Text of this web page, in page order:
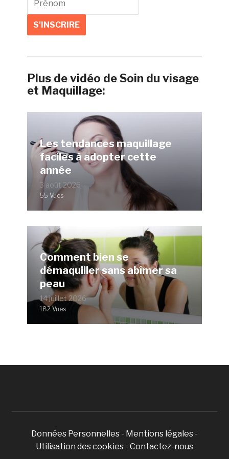
Plus de vidéo de Soin du visage
et Maquillage:
Les tendances maquillage
faciles à adopter cette
année
3 août 2026
55 Vues
Comment bien se
démaquiller sans abîmer sa
peau
14 juillet 2026
182 Vues
Données Personnelles - Mentions légales -
Utilisation des cookies - Contactez-nous